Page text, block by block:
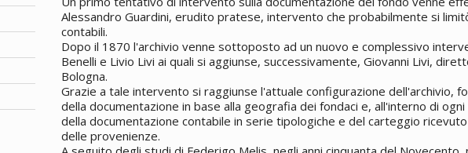
Alessandro Guardini, erudito pratese, intervento che probabilmente si
contabili.
Dopo il 1870 l'archivio venne sottoposto ad un nuovo e complessivo
Benelli e Livio Livi ai quali si aggiunse, successivamente, Giovanni Livi,
Bologna.
Grazie a tale intervento si raggiunse l'attuale configurazione dell'archivio,
della documentazione in base alla geografia dei fondaci e, all'interno di
della documentazione contabile in serie tipologiche e del carteggio
delle provenienze.